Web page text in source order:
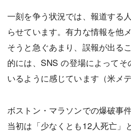
一刻を争う状況では、報道する
らせています。有力な情報を他
そうと急ぐあまり、誤報が出る
的には、SNS の登場によってそ
いるように感じています（米メ
ボストン・マラソンでの爆破事
当初は「少なくとも12人死亡」